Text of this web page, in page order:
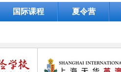
国际课程 夏令营